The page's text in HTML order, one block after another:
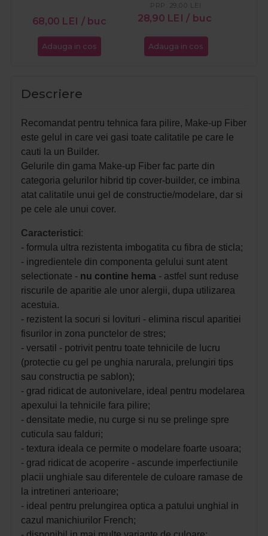
68,00 LEI / buc
Adauga in cos
28,90 LEI / buc
PRP: 29,00 LEI
Adauga in cos
Descriere
Recomandat pentru tehnica fara pilire, Make-up Fiber
este gelul in care vei gasi toate calitatile pe care le
cauti la un Builder.
Gelurile din gama Make-up Fiber fac parte din
categoria gelurilor hibrid tip cover-builder, ce imbina
atat calitatile unui gel de constructie/modelare, dar si
pe cele ale unui cover.
Caracteristici:
- formula ultra rezistenta imbogatita cu fibra de sticla;
- ingredientele din componenta gelului sunt atent
selectionate - nu contine hema - astfel sunt reduse
riscurile de aparitie ale unor alergii, dupa utilizarea
acestuia.
- rezistent la socuri si lovituri - elimina riscul aparitiei
fisurilor in zona punctelor de stres;
- versatil - potrivit pentru toate tehnicile de lucru
(protectie cu gel pe unghia narurala, prelungiri tips
sau constructia pe sablon);
- grad ridicat de autonivelare, ideal pentru modelarea
apexului la tehnicile fara pilire;
- densitate medie, nu curge si nu se prelinge spre
cuticula sau falduri;
- textura ideala ce permite o modelare foarte usoara;
- grad ridicat de acoperire - ascunde imperfectiunile
placii unghiale sau diferentele de culoare ramase de
la intretineri anterioare;
- ideal pentru prelungirea optica a patului unghial in
cazul manichiurilor French;